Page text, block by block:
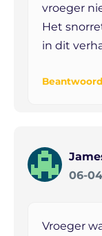
vroeger
Het
in dit
06-
Vroeger